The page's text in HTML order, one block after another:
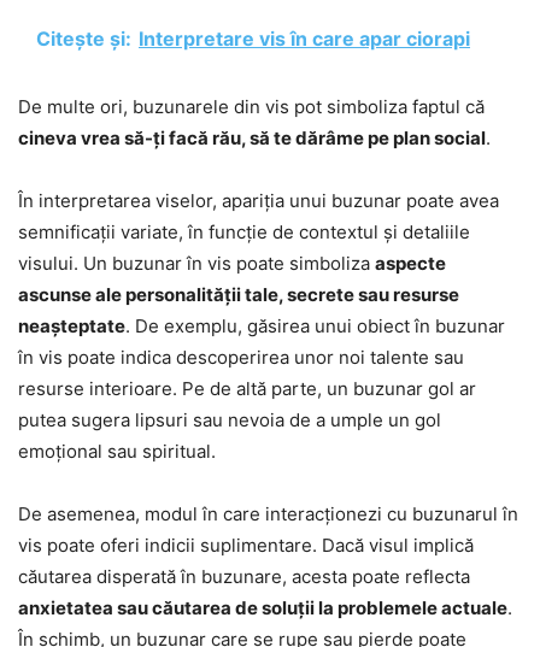
Citește și: Interpretare vis în care apar ciorapi
De multe ori, buzunarele din vis pot simboliza faptul că
cineva vrea să-ți facă rău, să te dărâme pe plan social.
În interpretarea viselor, apariția unui buzunar poate avea
semnificații variate, în funcție de contextul și detaliile
visului. Un buzunar în vis poate simboliza aspecte
ascunse ale personalității tale, secrete sau resurse
neașteptate. De exemplu, găsirea unui obiect în buzunar
în vis poate indica descoperirea unor noi talente sau
resurse interioare. Pe de altă parte, un buzunar gol ar
putea sugera lipsuri sau nevoia de a umple un gol
emoțional sau spiritual.
De asemenea, modul în care interacționezi cu buzunarul în
vis poate oferi indicii suplimentare. Dacă visul implică
căutarea disperată în buzunare, acesta poate reflecta
anxietatea sau căutarea de soluții la problemele actuale.
În schimb, un buzunar care se rupe sau pierde poate